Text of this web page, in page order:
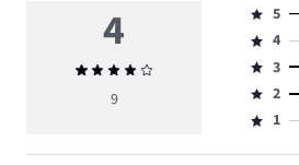
4
Średnia
ocena
9
Ocena
5,
ilość
głosów
7.
5
Ocena
4,
ilość
głosów
4
Ocena
3,
ilość
3
Ocena
2,
2
Ocena
1,
1